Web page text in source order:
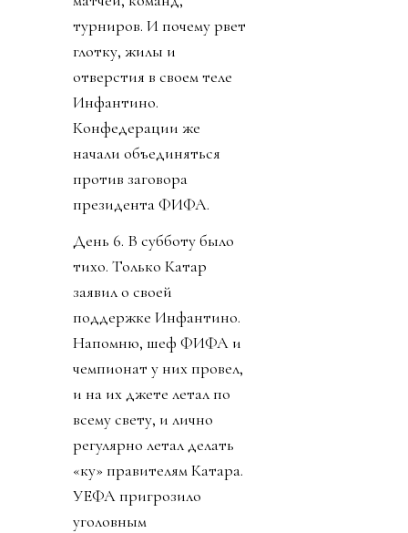
турниров. И почему рвет
глотку, жилы и
отверстия в своем теле
Инфантино.
Конфедерации же
начали объединяться
против заговора
президента ФИФА.
День 6. В субботу было
тихо. Только Катар
заявил о своей
поддержке Инфантино.
Напомню, шеф ФИФА и
чемпионат у них провел,
и на их джете летал по
всему свету, и лично
регулярно летал делать
«ку» правителям Катара.
УЕФА пригрозило
уголовным